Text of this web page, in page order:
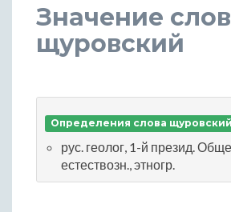
Значение
щуровский
Определения слова щуровский
рус. геолог, 1-й презид.
естествозн., этногр.